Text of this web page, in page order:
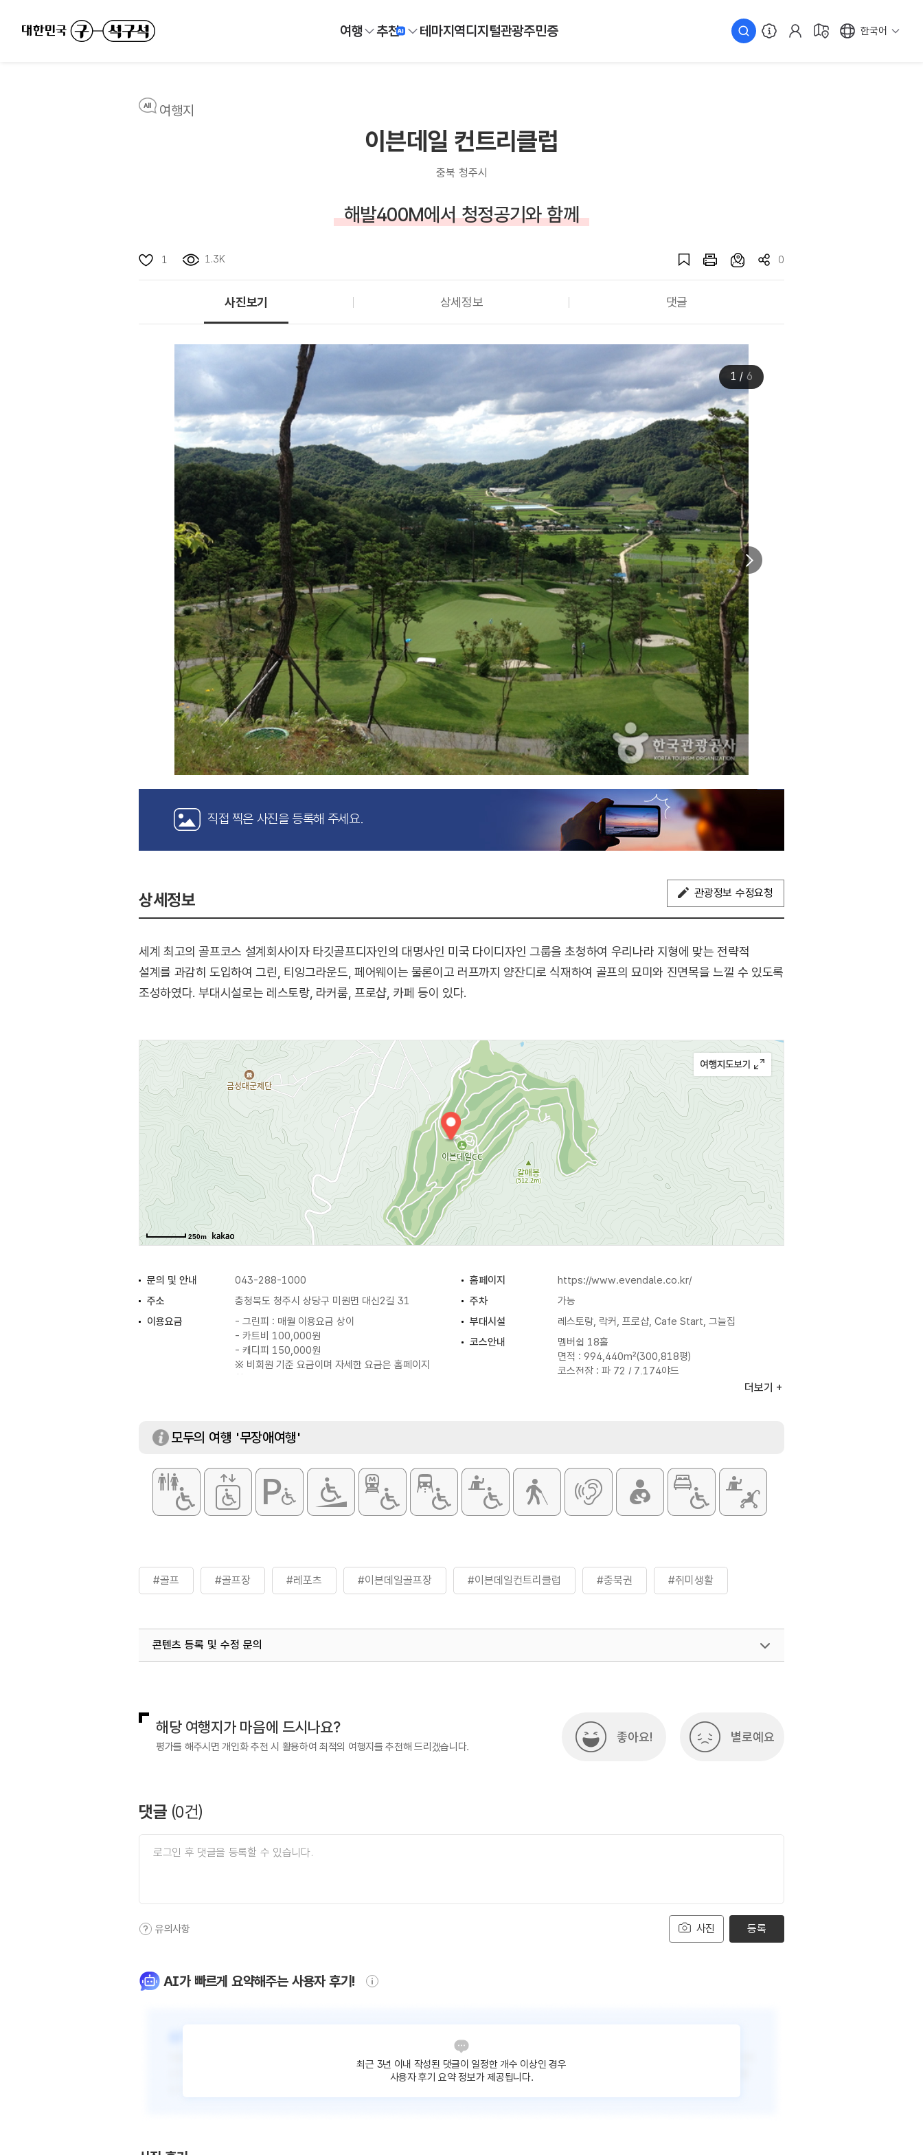
여행 추천 테마지역디지털관광주민증 한국어
여행지
이븐데일 컨트리클럽
충북 청주시
해발400M에서 청정공기와 함께
1 1.3K 0
사진보기 상세정보 댓글
1 / 6
직접 찍은 사진을 등록해 주세요.
상세정보 관광정보 수정요청
세계 최고의 골프코스 설계회사이자 타깃골프디자인의 대명사인 미국 다이디자인 그룹을 초청하여 우리나라 지형에 맞는 전략적
설계를 과감히 도입하여 그린, 티잉그라운드, 페어웨이는 물론이고 러프까지 양잔디로 식재하여 골프의 묘미와 진면목을 느낄 수 있도록
조성하였다. 부대시설로는 레스토랑, 라커룸, 프로샵, 카페 등이 있다.
250m
문의 및 안내 043-288-1000 홈페이지
https://www.evendale.co.kr/
주소
충청북도 청주시 상당구 미원면 대신2길 31 주차
가능
이용요금
- 그린피 : 매월 이용요금 상이
- 카트비 100,000원
- 캐디피 150,000원
※ 비회원 기준 요금이며 자세한 요금은 홈페이지
부대시설
레스토랑, 락커, 프로샵, Cafe Start, 그늘집
코스안내
멤버쉽 18홀
면적 : 994,440m²(300,818평)
코스전장 : 파 72 / 7,174야드
더보기
모두의 여행 '무장애여행'
#골프 #골프장 #레포츠 #이븐데일골프장 #이븐데일컨트리클럽 #충북권 #취미생활
콘텐츠 등록 및 수정 문의
해당 여행지가 마음에 드시나요?
평가를 해주시면 개인화 추천 시 활용하여 최적의 여행지를 추천해 드리겠습니다.
좋아요! 별로예요
댓글 (0건)
사진
유의사항 등록
AI가 빠르게 요약해주는 사용자 후기!
최근 3년 이내 작성된 댓글이 일정한 개수 이상인 경우
사용자 후기 요약 정보가 제공됩니다.